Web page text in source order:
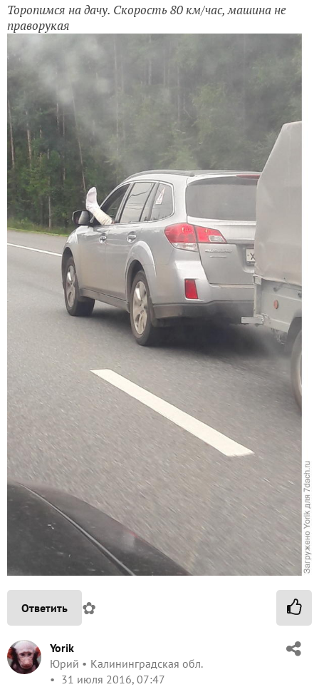
Торопимся на дачу. Скорость 80 км/час, машина не
праворукая
Ответить ✿
Yorik
Юрий
Калининградская обл.
31 июля 2016, 07:47